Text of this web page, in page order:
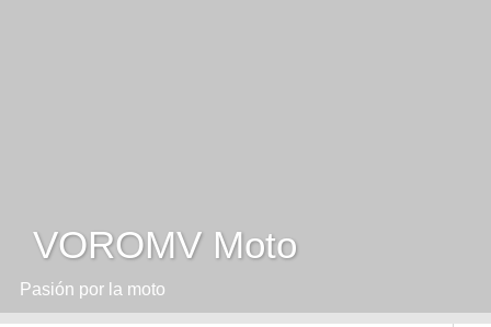
VOROMV Moto
Pasión por la moto